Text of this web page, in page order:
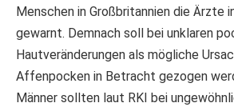
Menschen in Großbritannien die Ärzte
gewarnt. Demnach soll bei unklaren
Hautveränderungen als mögliche
Affenpocken in Betracht gezogen
Männer sollten laut RKI bei